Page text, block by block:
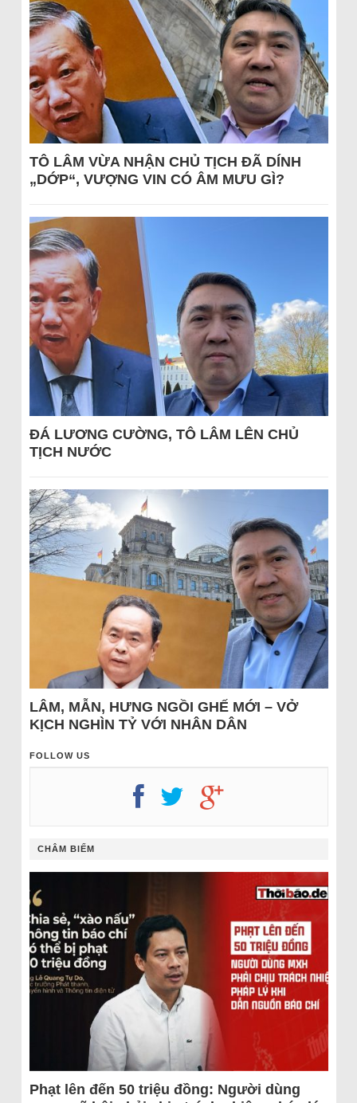
TÔ LÂM VỪA NHẬN CHỦ TỊCH ĐÃ DÍNH
„DỚP“, VƯỢNG VIN CÓ ÂM MƯU GÌ?
ĐÁ LƯƠNG CƯỜNG, TÔ LÂM LÊN CHỦ
TỊCH NƯỚC
LÂM, MẪN, HƯNG NGỒI GHẾ MỚI – VỞ
KỊCH NGHÌN TỶ VỚI NHÂN DÂN
FOLLOW US
CHÂM BIẾM
Phạt lên đến 50 triệu đồng: Người dùng